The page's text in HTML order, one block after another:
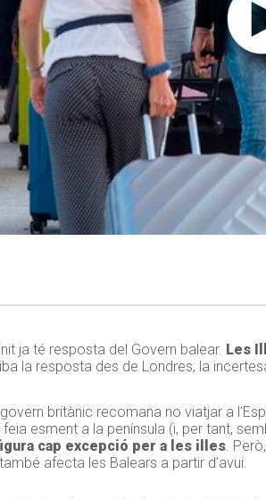
ja té resposta del Govern balear. Les
la resposta des de Londres, la
britànic recomana no viatjar a
feia esment a la península (i, per tant,
cap excepció per a les illes.
afecta les Balears a partir d’avui.